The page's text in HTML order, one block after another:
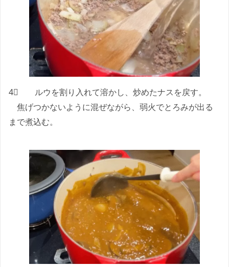
4⃣ ルウを割り入れて溶かし、炒めたナスを戻す。
焦げつかないように混ぜながら、弱火でとろみが出る
まで煮込む。